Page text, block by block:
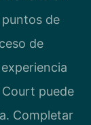
de
de
puede
Completar